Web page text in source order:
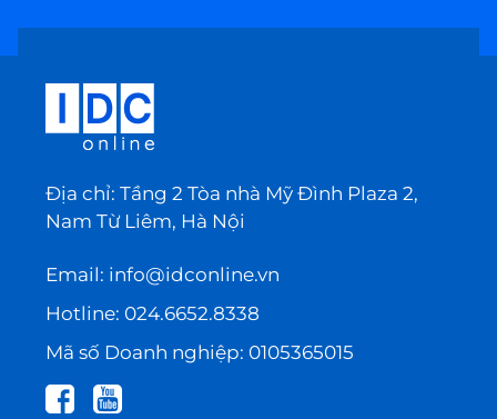
Địa chỉ: Tầng 2 Tòa nhà Mỹ Đình Plaza 2,
Nam Từ Liêm, Hà Nội
Email: info@idconline.vn
Hotline: 024.6652.8338
Mã số Doanh nghiệp: 0105365015